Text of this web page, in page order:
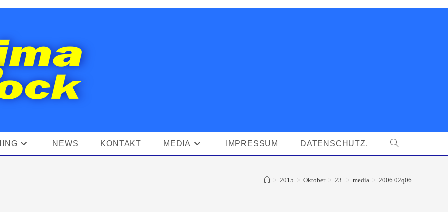
NEWS KONTAKT MEDIA IMPRESSUM DATENSCHUTZ. WEBSITE-
> 2015 > Oktober > 23. > media > 2006 02q06